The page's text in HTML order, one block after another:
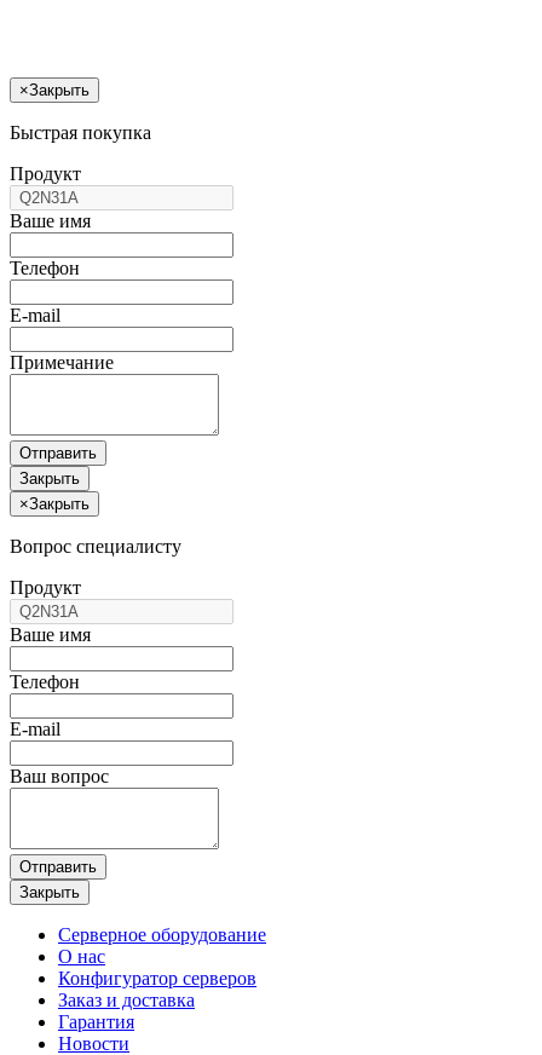
×Закрыть
Быстрая покупка
Продукт
Ваше имя
Телефон
E-mail
Примечание
Отправить
Закрыть
×Закрыть
Вопрос специалисту
Продукт
Ваше имя
Телефон
E-mail
Ваш вопрос
Отправить
Закрыть
Серверное оборудование
О нас
Конфигуратор серверов
Заказ и доставка
Гарантия
Новости